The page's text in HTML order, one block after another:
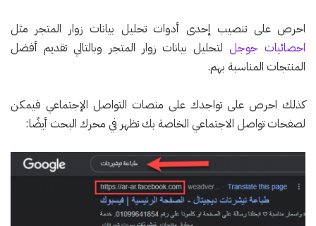
احرص على تنصيب إحدى أدوات تحليل بيانات زوار المتجر مثل
احصائيات جوجل لتحليل بيانات زوار المتجر وبالتالي تقديم أفضل
المنتجات المناسبة بهم.
كذلك احرص على تواجدك على منصات التواصل الإجتماعي فيمكن
لصفحات تواصل الاجتماعي الخاصة بك تظهر في محرك البحث أيضًا: